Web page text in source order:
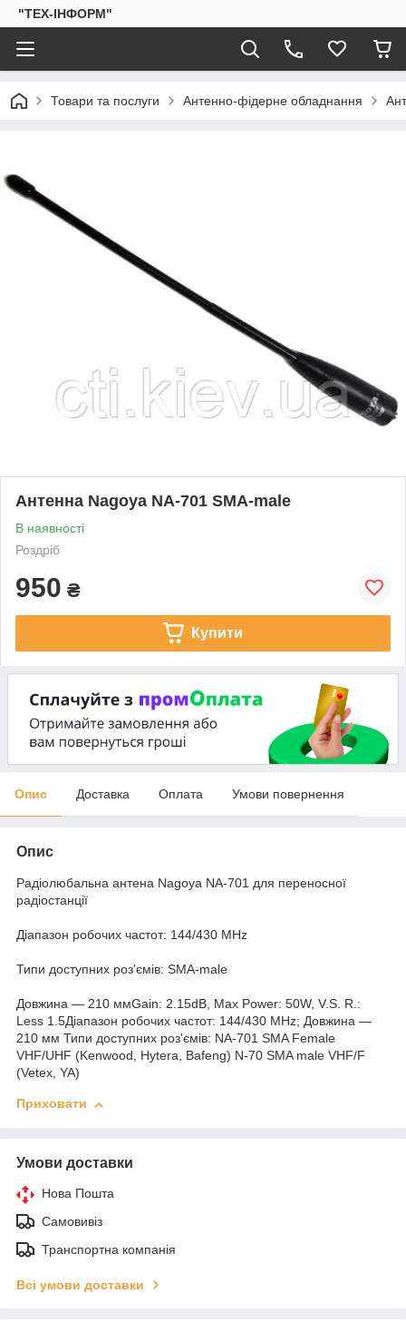
"ТЕХ-ІНФОРМ"
Товари та послуги Антенно-фідерне обладнання
Антенна Nagoya NA-701 SMA-male
В наявності
Роздріб
950 ₴
Купити
Опис Доставка Оплата Умови повернення
Опис
Радіолюбальна антена Nagoya NA-701 для переносної
радіостанції
Діапазон робочих частот: 144/430 MHz
Типи доступних роз'ємів: SMA-male
Довжина — 210 ммGain: 2.15dB, Max Power: 50W, V.S. R.:
Less 1.5Діапазон робочих частот: 144/430 MHz; Довжина —
210 мм Типи доступних роз'ємів: NA-701 SMA Female
VHF/UHF (Kenwood, Hytera, Bafeng) N-70 SMA male VHF/F
(Vetex, YA)
Приховати
Умови доставки
Нова Пошта
Самовивіз
Транспортна компанія
Всі умови доставки